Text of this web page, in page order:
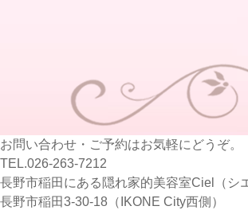
お問い合わせ・ご予約はお気軽にどうぞ。
TEL.026-263-7212
長野市稲田にある隠れ家的美容室Ciel（シ
長野市稲田3-30-18（IKONE City西側）